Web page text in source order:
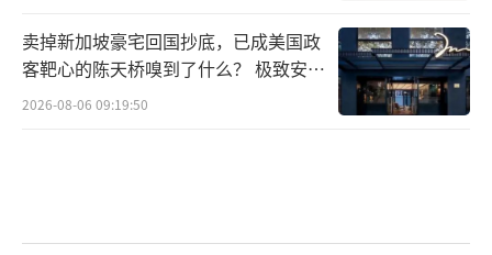
卖掉新加坡豪宅回国抄底，已成美国政
客靶心的陈天桥嗅到了什么？ 极致安全
的追寻
2026-08-06 09:19:50